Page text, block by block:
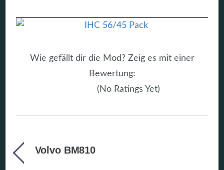
Wie gefällt dir die Mod? Zeig es mit einer
Bewertung:
(No Ratings Yet)
Volvo BM810